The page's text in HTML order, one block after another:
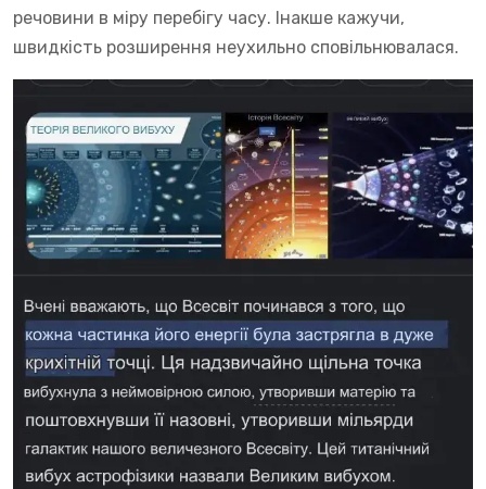
речовини в міру перебігу часу. Інакше кажучи,
швидкість розширення неухильно сповільнювалася.